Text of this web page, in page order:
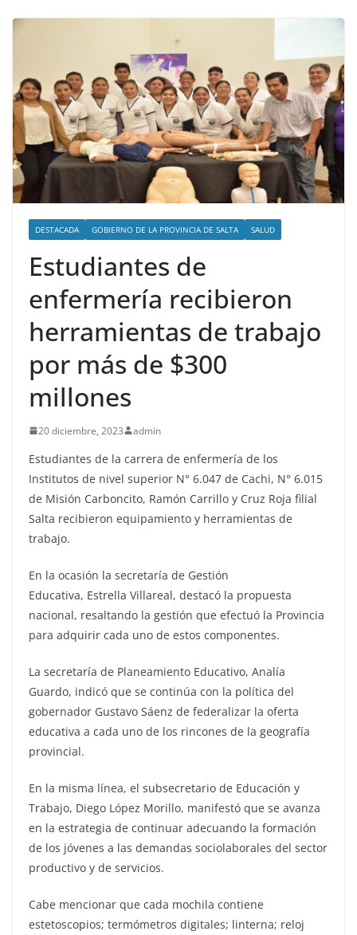
DESTACADA GOBIERNO DE LA PROVINCIA DE SALTA SALUD
Estudiantes de
enfermería recibieron
herramientas de trabajo
por más de $300
millones
20 diciembre, 2023 admin
Estudiantes de la carrera de enfermería de los
Institutos de nivel superior N° 6.047 de Cachi, N° 6.015
de Misión Carboncito, Ramón Carrillo y Cruz Roja filial
Salta recibieron equipamiento y herramientas de
trabajo.
En la ocasión la secretaría de Gestión
Educativa, Estrella Villareal, destacó la propuesta
nacional, resaltando la gestión que efectuó la Provincia
para adquirir cada uno de estos componentes.
La secretaría de Planeamiento Educativo, Analía
Guardo, indicó que se continúa con la política del
gobernador Gustavo Sáenz de federalizar la oferta
educativa a cada uno de los rincones de la geografía
provincial.
En la misma línea, el subsecretario de Educación y
Trabajo, Diego López Morillo, manifestó que se avanza
en la estrategia de continuar adecuando la formación
de los jóvenes a las demandas sociolaborales del sector
productivo y de servicios.
Cabe mencionar que cada mochila contiene
estetoscopios; termómetros digitales; linterna; reloj